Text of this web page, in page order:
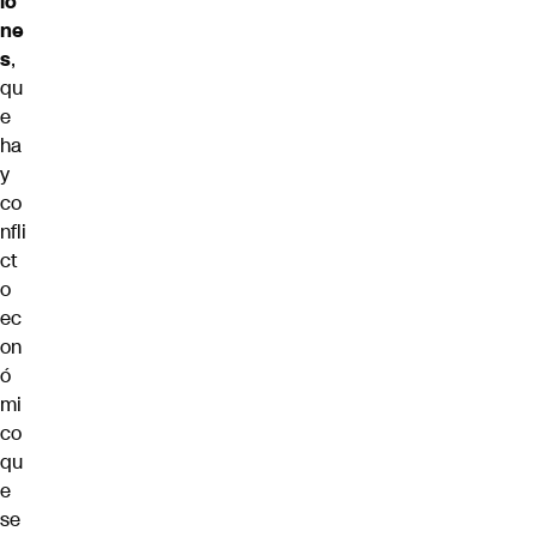
ne
s,
qu
e
ha
y
co
nfli
ct
o
ec
on
ó
mi
co
qu
e
se